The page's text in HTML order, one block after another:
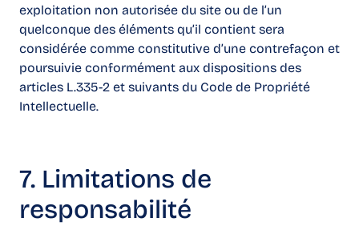
exploitation non autorisée du site ou de l’un
quelconque des éléments qu’il contient sera
considérée comme constitutive d’une contrefaçon et
poursuivie conformément aux dispositions des
articles L.335-2 et suivants du Code de Propriété
Intellectuelle.
7. Limitations de
responsabilité